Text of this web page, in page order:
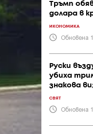
Тръмп
долара в
ИКОНОМИКА
Обновена
Руски
убиха
знакова
СВЯТ
Обновена